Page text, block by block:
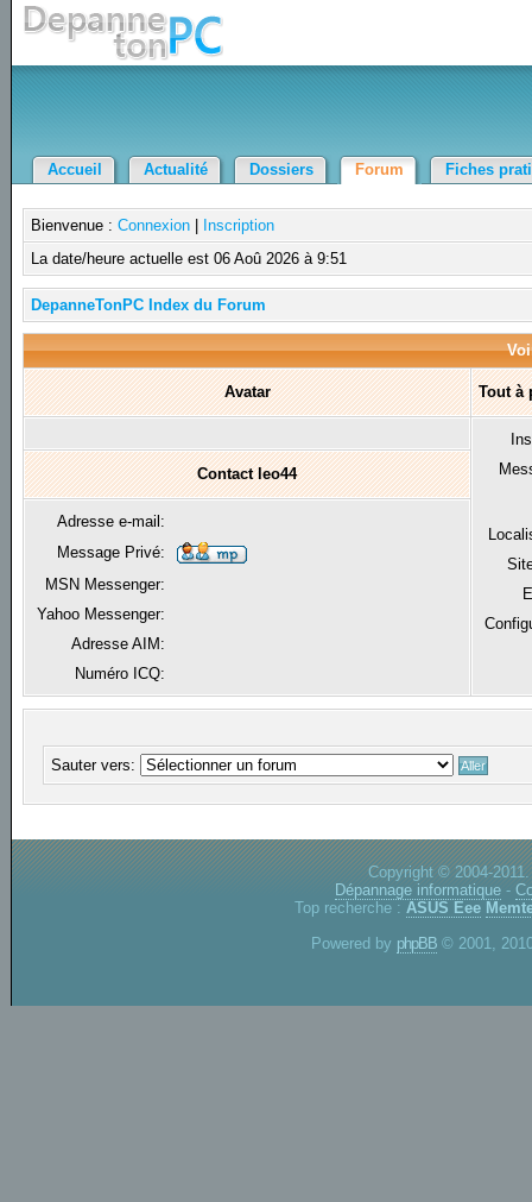
Accueil Actualité Dossiers Forum Fiches
Bienvenue :Connexion
Inscription
La date/heure actuelle est 06 Aoû 2026 à 9:51
DepanneTonPC Index du Forum
Avatar Tout à
Contact leo44
Adresse e-mail:
Message Privé:
MSN Messenger:
Yahoo Messenger:
Adresse AIM:
Numéro ICQ:
Sauter vers:
Copyright © 2004-
Dépannage informatique -
Top recherche : ASUS Eee
Powered by phpBB © 2001,